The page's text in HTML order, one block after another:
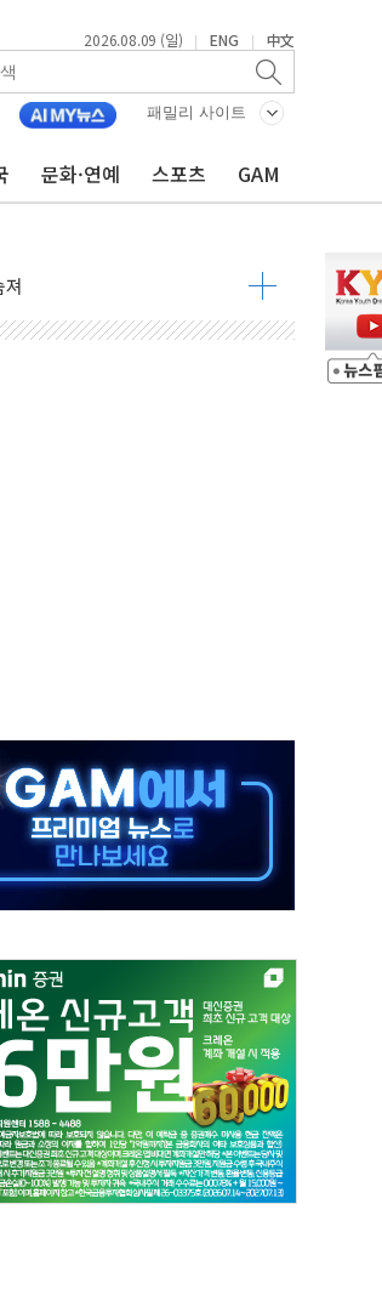
2026.08.09 (일) | ENG | 中文
패밀리 사이트
문화·연예 스포츠 GAM
어선다
, 조사 중
68.63%
려견도 죽여
민석 46.35% 송영길 5.83%
청래 41.94% 송영길 7.76%
시간 되길"
두고 막판 셈법
에 철거
감축
유통업계 양극화 심화
취임식 참석
호우 피해 없어